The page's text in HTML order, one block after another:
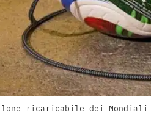
ricaricabile dei Mondiali